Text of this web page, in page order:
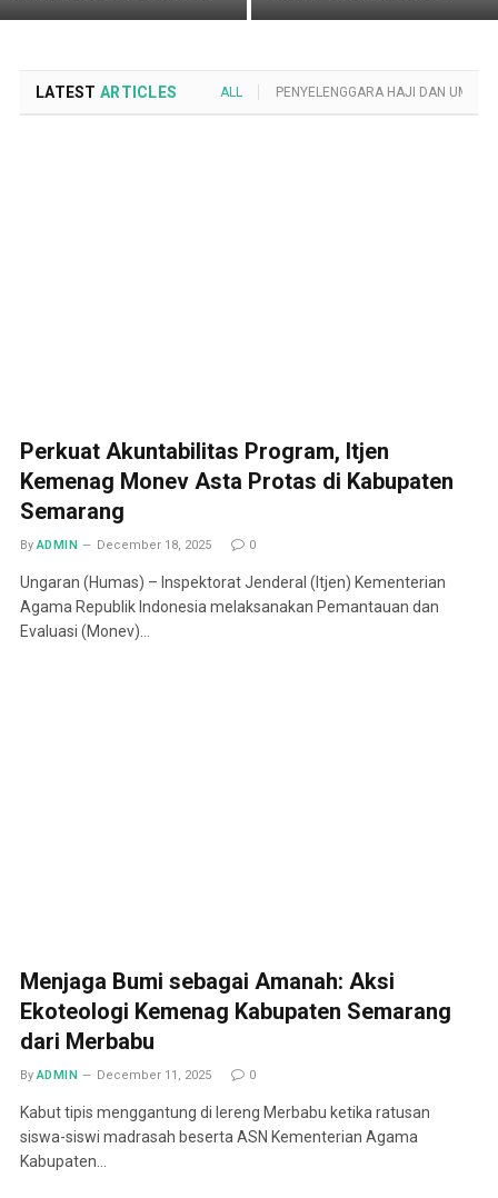
LATEST ARTICLES ALL PENYELENGGARA HAJI DAN UMROH
Perkuat Akuntabilitas Program, Itjen
Kemenag Monev Asta Protas di Kabupaten
Semarang
By ADMIN December 18, 2025 0
Ungaran (Humas) – Inspektorat Jenderal (Itjen) Kementerian
Agama Republik Indonesia melaksanakan Pemantauan dan
Evaluasi (Monev)…
Menjaga Bumi sebagai Amanah: Aksi
Ekoteologi Kemenag Kabupaten Semarang
dari Merbabu
By ADMIN December 11, 2025 0
Kabut tipis menggantung di lereng Merbabu ketika ratusan
siswa-siswi madrasah beserta ASN Kementerian Agama
Kabupaten…